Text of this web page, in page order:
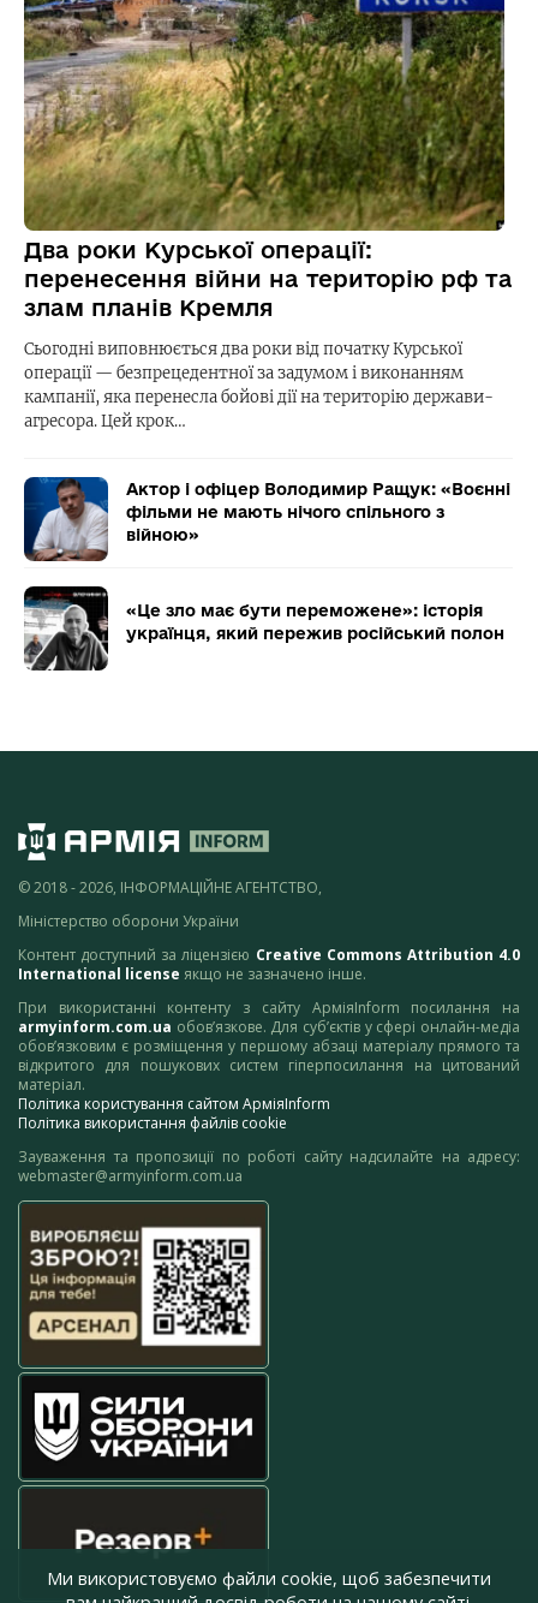
Два роки Курської операції:
перенесення війни на територію рф та
злам планів Кремля
Сьогодні виповнюється два роки від початку Курської
операції — безпрецедентної за задумом і виконанням
кампанії, яка перенесла бойові дії на територію держави-
агресора. Цей крок…
Актор і офіцер Володимир Ращук: «Воєнні
фільми не мають нічого спільного з
війною»
«Це зло має бути переможене»: історія
українця, який пережив російський полон
© 2018 - 2026, ІНФОРМАЦІЙНЕ АГЕНТСТВО,
Міністерство оборони України
Контент доступний за ліцензією Creative Commons Attribution 4.0
International license якщо не зазначено інше.
При використанні контенту з сайту АрміяInform посилання на
armyinform.com.ua обов’язкове. Для суб’єктів у сфері онлайн-медіа
обов’язковим є розміщення у першому абзаці матеріалу прямого та
відкритого для пошукових систем гіперпосилання на цитований
матеріал.
Політика користування сайтом АрміяInform
Політика використання файлів cookie
Зауваження та пропозиції по роботі сайту надсилайте на адресу:
webmaster@armyinform.com.ua
Ми використовуємо файли cookie, щоб забезпечити